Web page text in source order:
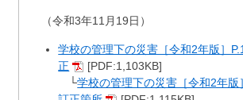
（令和3年11月19日）
学校の管理下の災害［令和2年版］
正
[PDF:1,103KB]
└学校の管理下の災害［令和2年版